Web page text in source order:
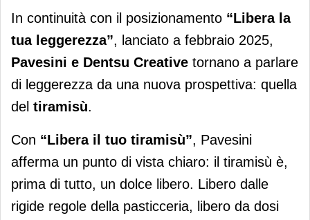
Pavesini e Dentsu Creative lanciano
“Libera il tuo tiramisù”
In continuità con il posizionamento “Libera la
tua leggerezza”, lanciato a febbraio 2025,
Pavesini e Dentsu Creative tornano a parlare
di leggerezza da una nuova prospettiva: quella
del tiramisù.
Con “Libera il tuo tiramisù”, Pavesini
afferma un punto di vista chiaro: il tiramisù è,
prima di tutto, un dolce libero. Libero dalle
rigide regole della pasticceria, libero da dosi